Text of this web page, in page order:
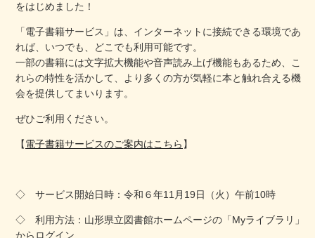
をはじめました！
「電子書籍サービス」は、インターネットに接続できる環境であ
れば、いつでも、どこでも利用可能です。
一部の書籍には文字拡大機能や音声読み上げ機能もあるため、こ
れらの特性を活かして、より多くの方が気軽に本と触れ合える機
会を提供してまいります。
ぜひご利用ください。
【電子書籍サービスのご案内はこちら 】
◇ サービス開始日時：令和６年11月19日（火）午前10時
◇ 利用方法：山形県立図書館ホームページの「Myライブラリ」
からログイン